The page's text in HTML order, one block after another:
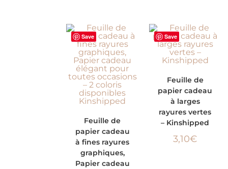
Save
OPTIONS
Feuille de
papier cadeau
à fines rayures
graphiques,
Papier cadeau
Save
PANIER
Feuille de
papier cadeau
à larges
rayures vertes
– Kinshipped
3,10€